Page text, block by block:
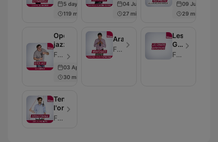
5 days ago
119 min
vous04 Jul 2026
27 min
la
musique
09 Jun 2026
29 min
Open
jazz
France Musique - ตอน 20
03 Apr 2026
30 min
Arabesques
France Musique
Les
Grands
entretiens
France Musique
Tendez
l'oreille
France Musique